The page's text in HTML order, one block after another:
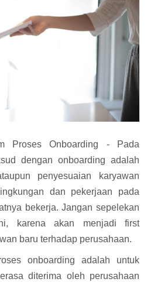
Proses Onboarding - Pada
dengan onboarding adalah
penyesuaian karyawan
dan pekerjaan pada
bekerja. Jangan sepelekan
karena akan menjadi first
baru terhadap perusahaan.
onboarding adalah untuk
diterima oleh perusahaan